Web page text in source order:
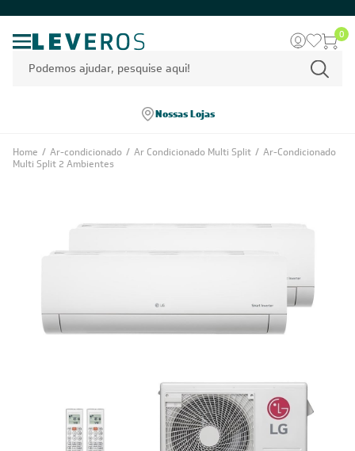
0
Nossas Lojas
Home / Ar-condicionado / Ar Condicionado Multi Split / Ar-Condicionado
Multi Split 2 Ambientes